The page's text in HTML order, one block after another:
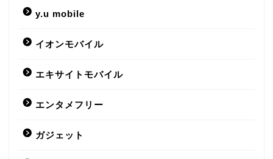
y.u mobile
イオンモバイル
エキサイトモバイル
エンタメフリー
ガジェット